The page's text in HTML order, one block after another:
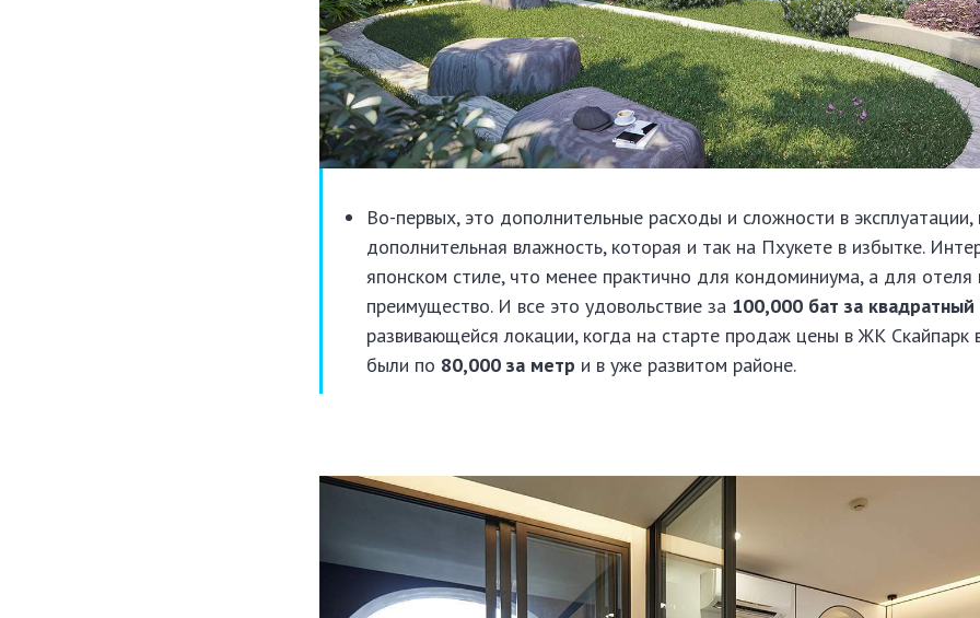
Во-первых, это дополнительные расходы и сложности в эксплуатации,
дополнительная влажность, которая и так на Пхукете в избытке.
японском стиле, что менее практично для кондоминиума, а для отеля
преимущество. И все это удовольствие за 100,000 бат за
развивающейся локации, когда на старте продаж цены в ЖК Скайпарк
были по 80,000 за метр и в уже развитом районе.